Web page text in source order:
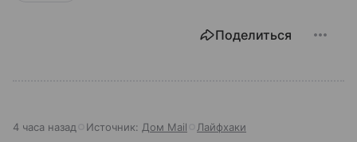
Поделиться
4 часа назад Источник: Дом Mail Лайфхаки